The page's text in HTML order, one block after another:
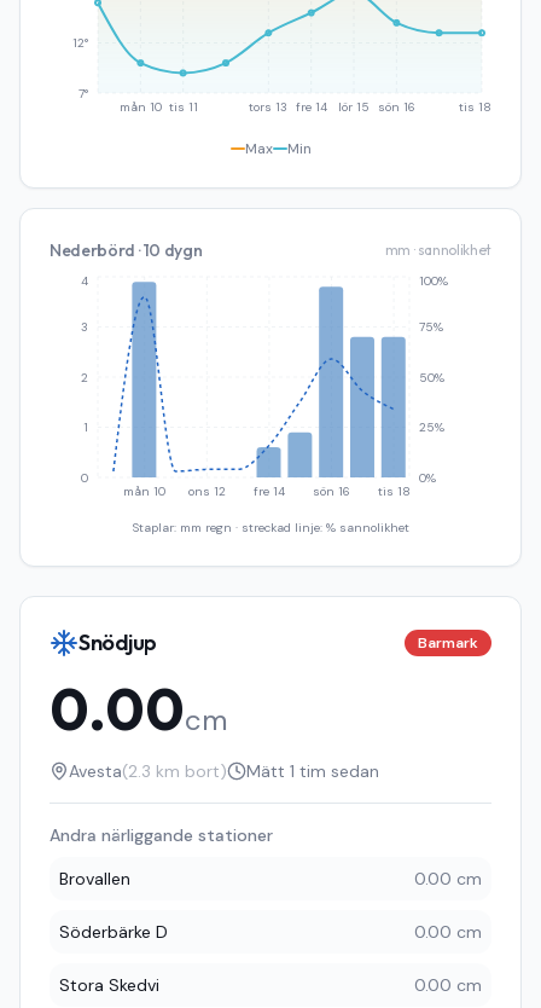
mån 10 tis 11 tors 13 fre 14 lör 15 sön 16 tis 18
7°
12°
Max Min
Nederbörd · 10 dygn mm · sannolikhet
mån 10 ons 12 fre 14 sön 16 tis 18
0
1
2
3
4
0%
25%
50%
75%
100%
Staplar: mm regn · streckad linje: % sannolikhet
Snödjup Barmark
0.00cm
Avesta(2.3 km bort) Mätt 1 tim sedan
Andra närliggande stationer
Brovallen
0.00 cm
Söderbärke D 0.00 cm
Stora Skedvi 0.00 cm